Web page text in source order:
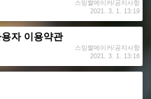
스밍짤메이커/공지사항
2021. 3. 1. 13:19
자 이용약관
스밍짤메이커/공지사항
2021. 3. 1. 13:16